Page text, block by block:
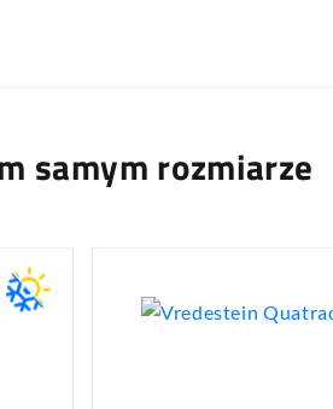
samym rozmiarze